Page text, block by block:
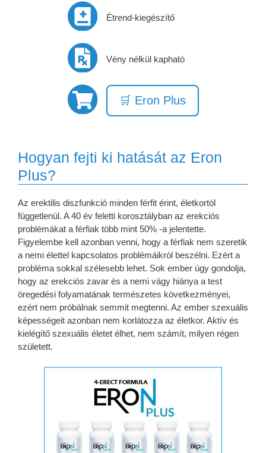
Étrend-kiegészítő
Vény nélkül kapható
🛒 Eron Plus
Hogyan fejti ki hatását az Eron
Plus?
Az erektilis diszfunkció minden férfit érint, életkortól
függetlenül. A 40 év feletti korosztályban az erekciós
problémákat a férfiak több mint 50% -a jelentette.
Figyelembe kell azonban venni, hogy a férfiak nem szeretik
a nemi élettel kapcsolatos problémáikról beszélni. Ezért a
probléma sokkal szélesebb lehet. Sok ember úgy gondolja,
hogy az erekciós zavar és a nemi vágy hiánya a test
öregedési folyamatának természetes következményei,
ezért nem próbálnak semmit megtenni. Az ember szexuális
képességeit azonban nem korlátozza az életkor. Aktív és
kielégítő szexuális életet élhet, nem számít, milyen régen
született.